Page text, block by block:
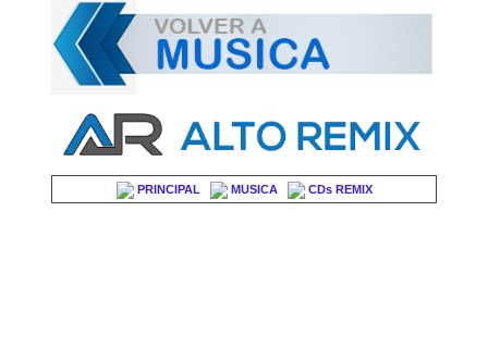
PRINCIPAL MUSICA CDs REMIX